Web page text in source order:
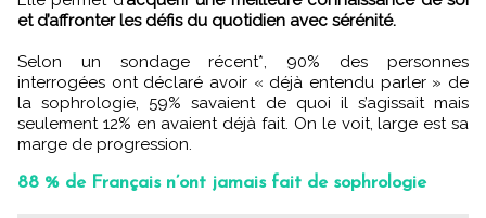
et d’affronter les défis du quotidien avec sérénité.
Selon un sondage récent*, 90% des personnes
interrogées ont déclaré avoir « déjà entendu parler » de
la sophrologie, 59% savaient de quoi il s’agissait mais
seulement 12% en avaient déjà fait. On le voit, large est sa
marge de progression.
88 % de Français n’ont jamais fait de sophrologie